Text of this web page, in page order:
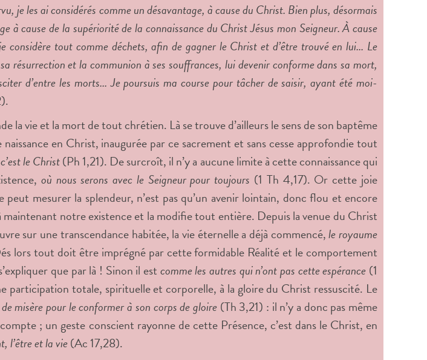
je les ai considérés comme un désavantage, à cause du Christ. Bien plus, désormais
à cause de la supériorité de la connaissance du Christ Jésus mon Seigneur. À cause
considère tout comme déchets, afin de gagner le Christ et d’être trouvé en lui... Le
résurrection et la communion à ses souffrances, lui devenir conforme dans sa mort,
d’entre les morts... Je poursuis ma course pour tâcher de saisir, ayant été moi-
la vie et la mort de tout chrétien. Là se trouve d’ailleurs le sens de son baptême
en Christ, inaugurée par ce sacrement et sans cesse approfondie tout
le Christ(Ph 1,21). De surcroît, il n’y a aucune limite à cette connaissance qui
où nous serons avec le Seigneur pour toujours (1 Th 4,17). Or cette joie
mesurer la splendeur, n’est pas qu’un avenir lointain, donc flou et encore
maintenant notre existence et la modifie tout entière. Depuis la venue du Christ
sur une transcendance habitée, la vie éternelle a déjà commencé,le royaume
lors tout doit être imprégné par cette formidable Réalité et le comportement
que par là ! Sinon il estcomme les autres qui n’ont pas cette espérance (1
participation totale, spirituelle et corporelle, à la gloire du Christ ressuscité. Le
misère pour le conformer à son corps de gloire(Th 3,21) : il n’y a donc pas même
; un geste conscient rayonne de cette Présence, c’est dans le Christ, en
l’être et la vie(Ac 17,28).